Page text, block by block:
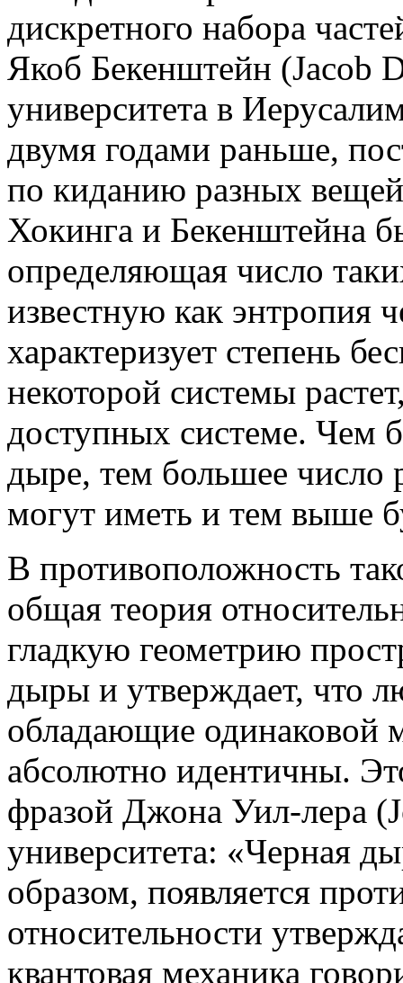
дискретного набора
Якоб Бекенштейн (Jacob
университета в
двумя годами раньше,
по киданию разных
Хокинга и Бекенштейна
определяющая число
известную как энтропия
характеризует степень
некоторой системы
доступных системе. Чем
дыре, тем большее
могут иметь и тем выше
В противоположность
общая теория
гладкую геометрию
дыры и утверждает, что
обладающие одинаковой
абсолютно идентичны.
фразой Джона Уил-лера
университета: «Черная
образом, появляется
относительности
квантовая механика